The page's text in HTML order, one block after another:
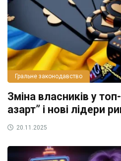
Гральне законодавство
Зміна власників у
азарт” і нові лідери
20.11.2025